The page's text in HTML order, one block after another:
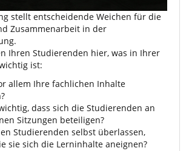
stellt entscheidende Weichen für die
Zusammenarbeit in der
Ihren Studierenden hier, was in Ihrer
ist:
allem Ihre fachlichen Inhalte
dass sich die Studierenden an
Sitzungen beteiligen?
Studierenden selbst überlassen,
sie sich die Lerninhalte aneignen?